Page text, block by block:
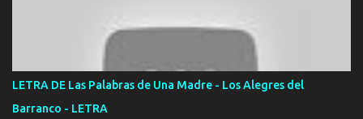
quiero que sea nunca con otra yo quiero llevarte a la Luna y si
quieres en ese momento te pido que seas mi esposa Chingada
madre no quiero dejar de tenerte no ayuda la p'uta loquera y al
chile quisiera ser menos de ti dependiente la pinche tristeza me
encierra princesa tu sabes que nunca saldras de mi mente Ella era
LETRA DE Las Palabras de Una Madre - Los Alegres del
Barranco - LETRA